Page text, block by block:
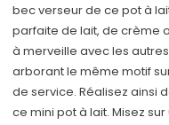
bec verseur de ce pot à
parfaite de lait, de crème
à merveille avec les
arborant le même motif
de service. Réalisez ainsi
ce mini pot à lait. Misez